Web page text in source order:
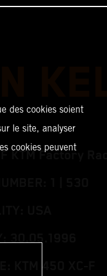
KTM Factory
des cookies soient
le site, analyser
cookies peuvent